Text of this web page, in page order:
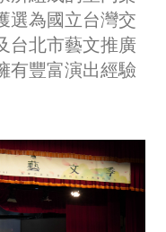
選為國立台灣交
台北市藝文推廣
有豐富演出經驗